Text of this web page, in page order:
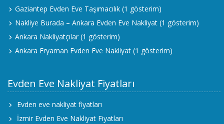
Gaziantep Evden Eve Taşımacılık (1 gösterim)
Nakliye Burada – Ankara Evden Eve Nakliyat (1 gösterim)
Ankara Nakliyatçılar (1 gösterim)
Ankara Eryaman Evden Eve Nakliyat (1 gösterim)
Evden Eve Nakliyat Fiyatları
Evden eve nakliyat fiyatları
İzmir Evden Eve Nakliyat Fiyatları